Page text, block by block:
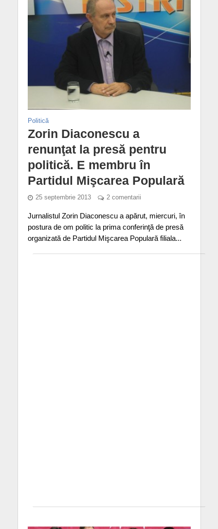
Politică
Zorin Diaconescu a
renunţat la presă pentru
politică. E membru în
Partidul Mişcarea Populară
25 septembrie 2013 2 comentarii
Jurnalistul Zorin Diaconescu a apărut, miercuri, în
postura de om politic la prima conferinţă de presă
organizată de Partidul Mişcarea Populară filiala...